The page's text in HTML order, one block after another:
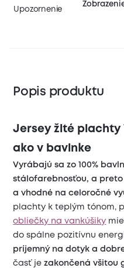
Upozornenie
Popis produktu
Jersey žlté plachty
ako v bavlnke
Vyrábajú sa zo 100%
stálofarebnosťou, a
a vhodné na celoročné
plachty k teplým tónom,
obliečky na vankúšiky
do spálne pozitívnu
príjemný na dotyk a
časť jezakončená všitou